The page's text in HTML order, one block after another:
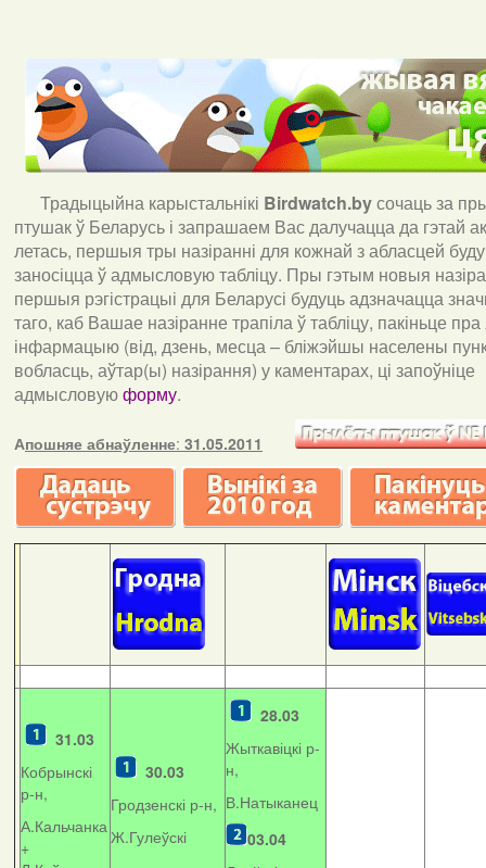
Традыцыйна карыстальнікі Birdwatch.byсочаць за
птушак ў Беларусь і запрашаем Вас далучацца да гэтай
летась, першыя тры назіранні для кожнай з абласцей
заносіцца ў адмысловую табліцу. Пры гэтым новыя
першыя рэгістрацыі для Беларусі будуць адзначацца
таго, каб Вашае назіранне трапіла ў табліцу, пакіньце пра
інфармацыю (від, дзень, месца – бліжэйшы населены
вобласць, аўтар(ы) назірання) у каментарах, ці запоўніце
адмысловуюформу.
Апошняе абнаўленне: 31.05.2011
31.03
Кобрынскі
р-н,
А.Кальчанка
+
30.03
Гродзенскі р-н,
Ж.Гулеўскі
28.03
Жыткавіцкі р-
н,
В.Натыканец
03.04